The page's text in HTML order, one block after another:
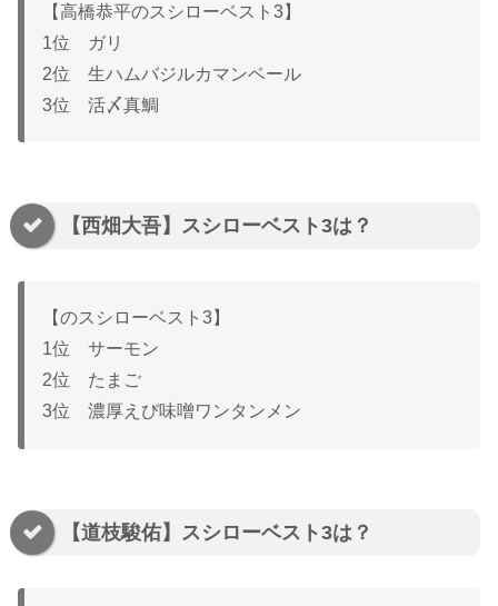
【高橋恭平のスシローベスト3】
1位 ガリ
2位 生ハムバジルカマンベール
3位 活〆真鯛
【西畑大吾】スシローベスト3は？
【のスシローベスト3】
1位 サーモン
2位 たまご
3位 濃厚えび味噌ワンタンメン
【道枝駿佑】スシローベスト3は？